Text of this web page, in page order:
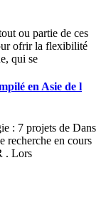
ou partie de ces
ofrir la flexibilité
qui se
en Asie de l
: 7 projets de Dans
recherche en cours
. Lors